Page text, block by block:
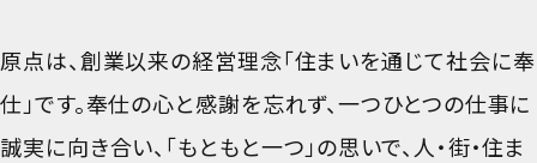
原点は、創業以来の経営理念「住まいを通じて社会に奉
仕」です。奉仕の心と感謝を忘れず、一つひとつの仕事に
誠実に向き合い、「もともと一つ」の思いで、人・街・住ま